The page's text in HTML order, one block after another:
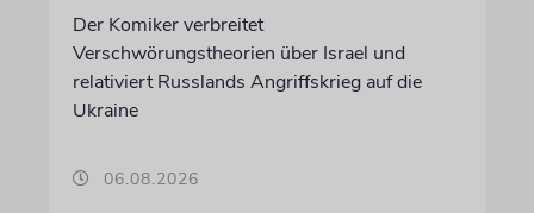
Der Komiker verbreitet
Verschwörungstheorien über Israel und
relativiert Russlands Angriffskrieg auf die
Ukraine
06.08.2026